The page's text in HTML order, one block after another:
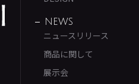
NEWS
ニュースリリース
商品に関して
展示会